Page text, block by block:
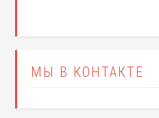
МЫ В КОНТАКТЕ